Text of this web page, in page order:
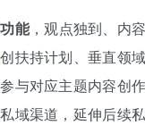
能，观点独到、内
扶持计划、垂直领
与对应主题内容创
域渠道，延伸后续